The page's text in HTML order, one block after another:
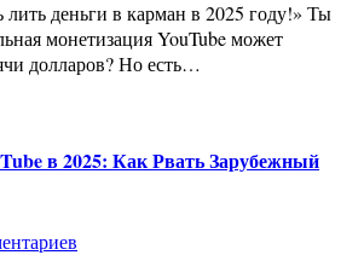
лить деньги в карман в 2025 году!» Ты
монетизация YouTube может
долларов? Но есть…
в 2025: Как Рвать Зарубежный